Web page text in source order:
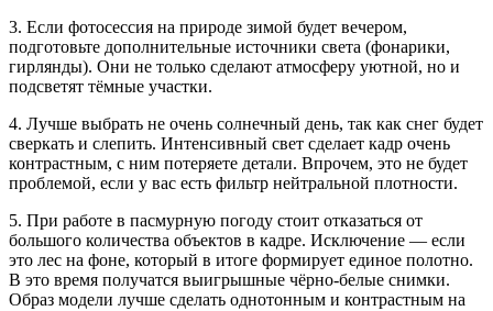
3. Если фотосессия на природе зимой будет вечером,
подготовьте дополнительные источники света (фонарики,
гирлянды). Они не только сделают атмосферу уютной, но и
подсветят тёмные участки.
4. Лучше выбрать не очень солнечный день, так как снег будет
сверкать и слепить. Интенсивный свет сделает кадр очень
контрастным, с ним потеряете детали. Впрочем, это не будет
проблемой, если у вас есть фильтр нейтральной плотности.
5. При работе в пасмурную погоду стоит отказаться от
большого количества объектов в кадре. Исключение — если
это лес на фоне, который в итоге формирует единое полотно.
В это время получатся выигрышные чёрно-белые снимки.
Образ модели лучше сделать однотонным и контрастным на